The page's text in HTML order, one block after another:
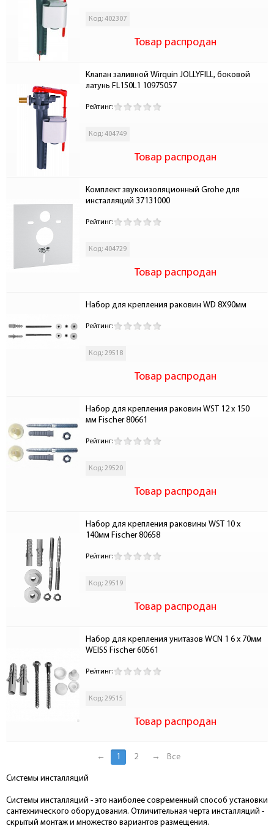
Код: 402307
Товар распродан
Клапан заливной Wirquin JOLLYFILL, боковой
латунь FL150L1 10975057
Рейтинг:
Код: 404749
Товар распродан
Комплект звукоизоляционный Grohe для
инсталляций 37131000
Рейтинг:
Код: 404729
Товар распродан
Набор для крепления раковин WD 8X90мм
Рейтинг:
Код: 29518
Товар распродан
Набор для крепления раковин WST 12 x 150
мм Fischer 80661
Рейтинг:
Код: 29520
Товар распродан
Набор для крепления раковины WST 10 x
140мм Fischer 80658
Рейтинг:
Код: 29519
Товар распродан
Набор для крепления унитазов WCN 1 6 x 70мм
WEISS Fischer 60561
Рейтинг:
Код: 29515
Товар распродан
← 1 2 → Все
Системы инсталляций
Системы инсталляций - это наиболее современный способ установки
сантехнического оборудования. Отличительная черта инсталляций -
скрытый монтаж и множество вариантов размещения.